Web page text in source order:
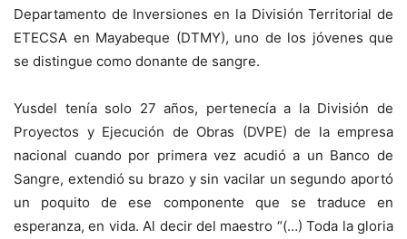
Departamento de Inversiones en la División Territorial de
ETECSA en Mayabeque (DTMY), uno de los jóvenes que
se distingue como donante de sangre.
Yusdel tenía solo 27 años, pertenecía a la División de
Proyectos y Ejecución de Obras (DVPE) de la empresa
nacional cuando por primera vez acudió a un Banco de
Sangre, extendió su brazo y sin vacilar un segundo aportó
un poquito de ese componente que se traduce en
esperanza, en vida. Al decir del maestro “(…) Toda la gloria